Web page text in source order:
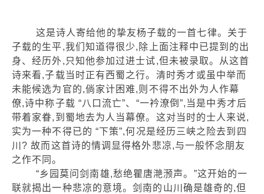
这是诗人寄给他的挚友杨子载的一首七律。关于
子载的生平,我们知道得很少,除上面注释中已提到的出
身、经历外,只知他参加过进士试,但未被录取。从这首
诗来看,子载当时正有西蜀之行。清时秀才或虽中举而
未能候选为官的,倘家计困难,则不得不出外为人作幕
僚,诗中称子载 “八口流亡”、“一衿潦倒”,当是中秀才后
带着家眷,到蜀地去为人当幕僚。这对当时的士人来说,
实为一种不得已的 “下策”,何况是经历三峡之险去到四
川? 故而这首诗的情调显得格外悲凉,与一般怀念朋友
之作不同。
“乡园莫问剑南雄,愁绝瞿唐滟滪声。”这开始的一
联就揭出一种悲凉的意境。剑南的山川确是雄奇的,但